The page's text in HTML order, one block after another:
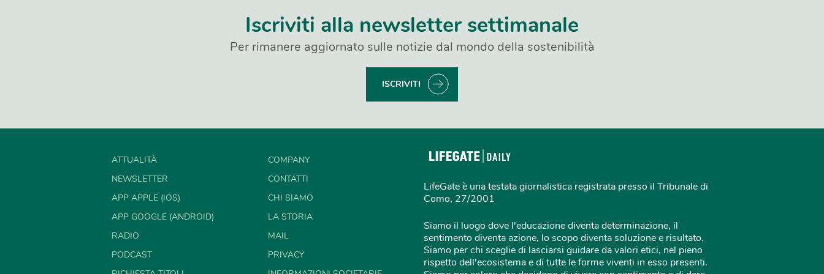
Iscriviti alla newsletter settimanale
Per rimanere aggiornato sulle notizie dal mondo della sostenibilità
ISCRIVITI
ATTUALITÀ
NEWSLETTER
APP APPLE (IOS)
APP GOOGLE (ANDROID)
RADIO
PODCAST
COMPANY
CONTATTI
CHI SIAMO
LA STORIA
MAIL
PRIVACY
LifeGate è una testata giornalistica registrata presso il Tribunale di
Como, 27/2001
Siamo il luogo dove l'educazione diventa determinazione, il
sentimento diventa azione, lo scopo diventa soluzione e risultato.
Siamo per chi sceglie di lasciarsi guidare da valori etici, nel pieno
rispetto dell'ecosistema e di tutte le forme viventi in esso presenti.